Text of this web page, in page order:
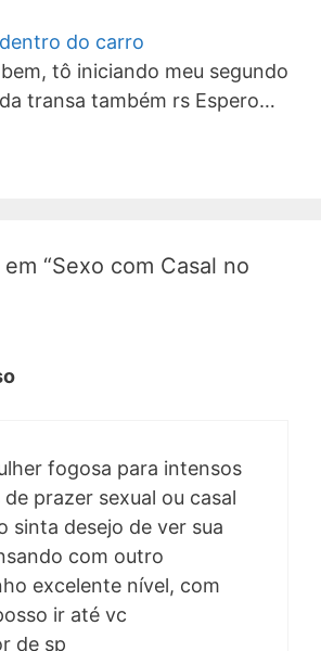
do carro
tô iniciando meu segundo
transa também rs Espero…
“Sexo com Casal no
fogosa para intensos
prazer sexual ou casal
sinta desejo de ver sua
com outro
excelente nível, com
ir até vc
de sp